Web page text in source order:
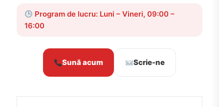
Program de lucru: Luni – Vineri, 09:00 –
16:00
Sună acum Scrie-ne